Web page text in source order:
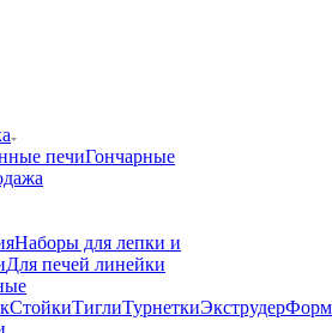
печиГончарные
Наборы для лепки и
Для печей линейки
СтойкиТиглиТурнеткиЭкструдер